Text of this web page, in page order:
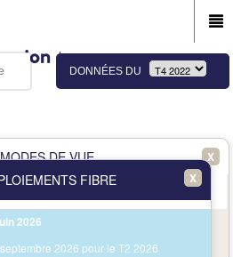
DONNÉES DU
MODES DE VUE X
des immeubles et des communes
X
FIBRE
2026
2026 pour le T2 2026